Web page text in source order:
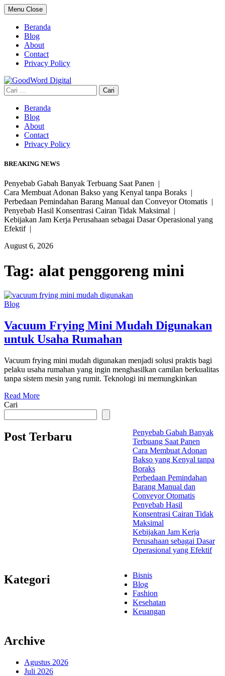
Skip
to
content
Menu Close
Beranda
Blog
About
Contact
Privacy Policy
Cari
untuk:
Beranda
Blog
About
Contact
Privacy Policy
BREAKING NEWS
Penyebab Gabah Banyak Terbuang Saat Panen |
Cara Membuat Adonan Bakso yang Kenyal tanpa Boraks |
Perbedaan Pemindahan Barang Manual dan Conveyor Otomatis |
Penyebab Hasil Konsentrasi Cairan Tidak Maksimal |
Kebijakan Jam Kerja Perusahaan sebagai Dasar Operasional yang
Efektif |
August 6, 2026
Tag: alat penggoreng mini
Blog
Vacuum Frying Mini Mudah Digunakan
untuk Usaha Rumahan
Vacuum frying mini mudah digunakan menjadi solusi praktis bagi
pelaku usaha rumahan yang ingin menghasilkan camilan berkualitas
tanpa sistem mesin yang rumit. Teknologi ini memungkinkan
Read More
Cari
Post Terbaru
Penyebab Gabah Banyak
Terbuang Saat Panen
Cara Membuat Adonan
Bakso yang Kenyal tanpa
Boraks
Perbedaan Pemindahan
Barang Manual dan
Conveyor Otomatis
Penyebab Hasil
Konsentrasi Cairan Tidak
Maksimal
Kebijakan Jam Kerja
Perusahaan sebagai Dasar
Operasional yang Efektif
Kategori
Bisnis
Blog
Fashion
Kesehatan
Keuangan
Archive
Agustus 2026
Juli 2026